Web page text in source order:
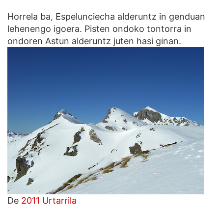
Horrela ba, Espelunciecha alderuntz in genduan
lehenengo igoera. Pisten ondoko tontorra in
ondoren Astun alderuntz juten hasi ginan.
De 2011 Urtarrila